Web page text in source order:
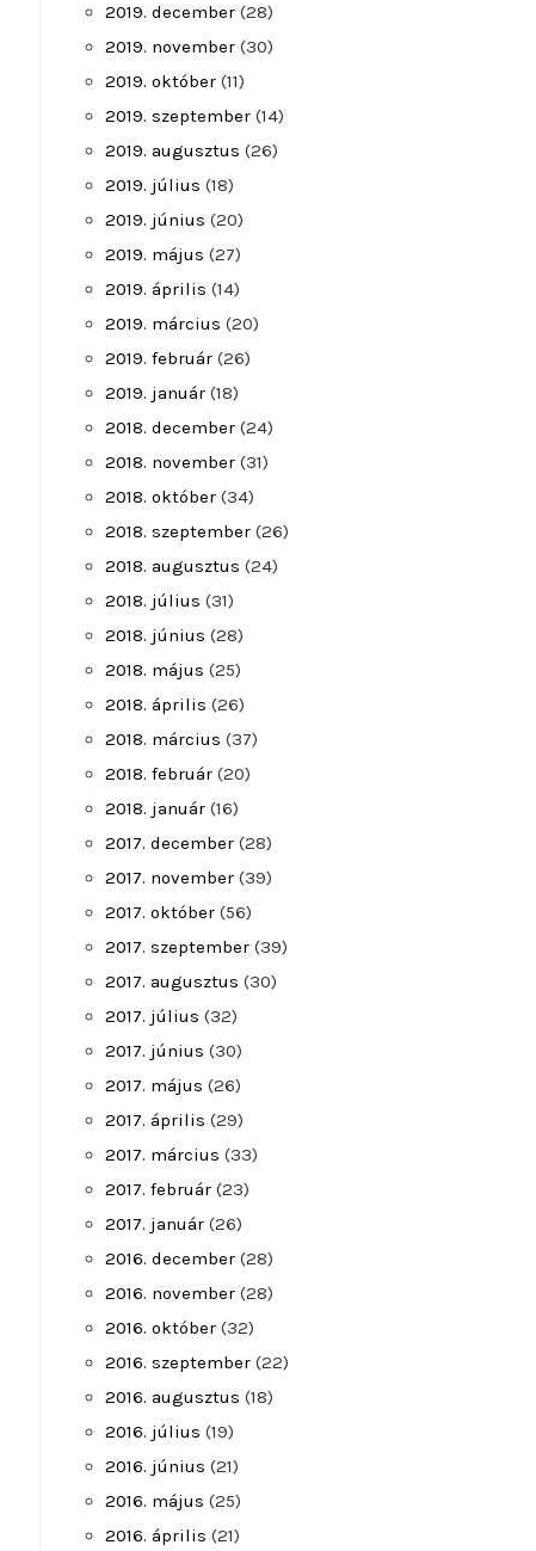
2019. december (28)
2019. november (30)
2019. október (11)
2019. szeptember (14)
2019. augusztus (26)
2019. július (18)
2019. június (20)
2019. május (27)
2019. április (14)
2019. március (20)
2019. február (26)
2019. január (18)
2018. december (24)
2018. november (31)
2018. október (34)
2018. szeptember (26)
2018. augusztus (24)
2018. július (31)
2018. június (28)
2018. május (25)
2018. április (26)
2018. március (37)
2018. február (20)
2018. január (16)
2017. december (28)
2017. november (39)
2017. október (56)
2017. szeptember (39)
2017. augusztus (30)
2017. július (32)
2017. június (30)
2017. május (26)
2017. április (29)
2017. március (33)
2017. február (23)
2017. január (26)
2016. december (28)
2016. november (28)
2016. október (32)
2016. szeptember (22)
2016. augusztus (18)
2016. július (19)
2016. június (21)
2016. május (25)
2016. április (21)